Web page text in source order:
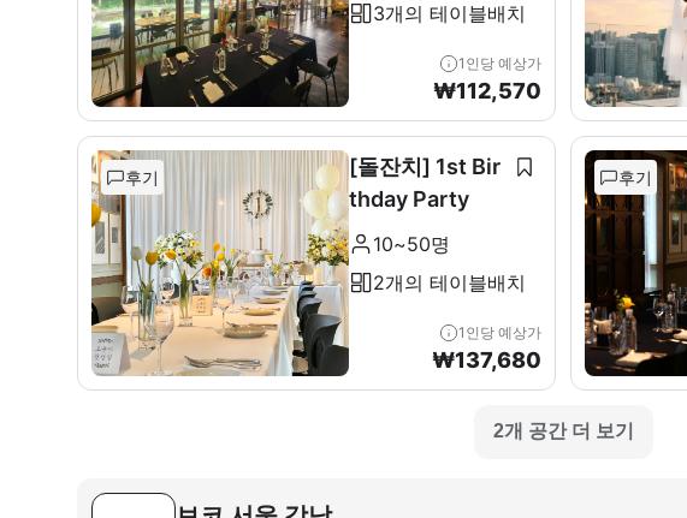
3개의 테이블배치
1인당 예상가
₩112,570
후기
[돌잔치] 1st Bir
thday Party
10~50명
2개의 테이블배치
1인당 예상가
₩137,680
후기
2개 공간 더 보기